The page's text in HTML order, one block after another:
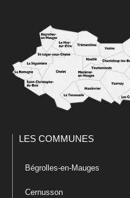
LES COMMUNES
Bégrolles-en-Mauges
Cernusson